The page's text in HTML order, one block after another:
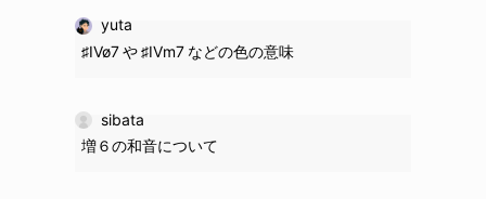
♯IVø7 や ♯IVm7 などの色の意味
yuta
増６の和音について
sibata